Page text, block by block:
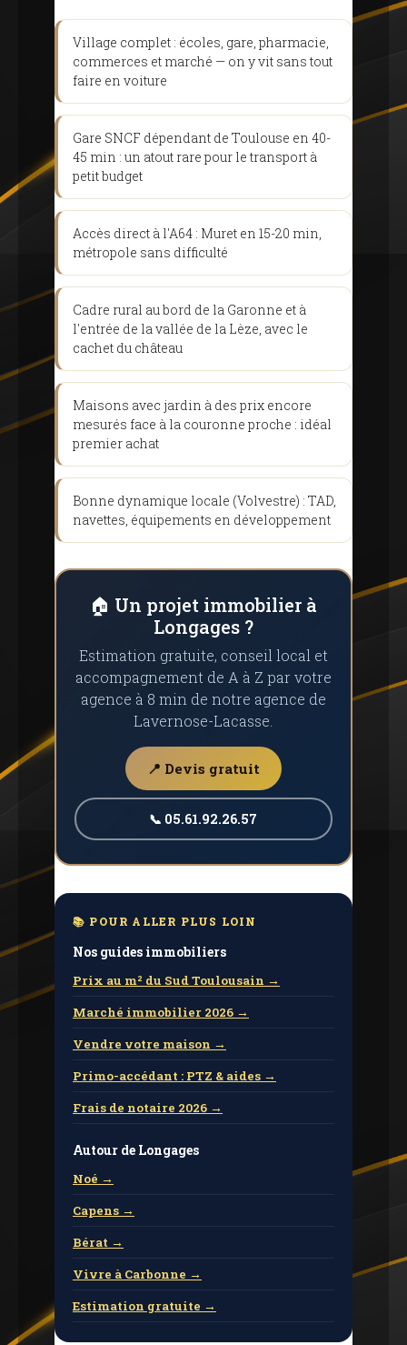
Village complet : écoles, gare, pharmacie,
commerces et marché — on y vit sans tout
faire en voiture
Gare SNCF dépendant de Toulouse en 40-
45 min : un atout rare pour le transport à
petit budget
Accès direct à l'A64 : Muret en 15-20 min,
métropole sans difficulté
Cadre rural au bord de la Garonne et à
l'entrée de la vallée de la Lèze, avec le
cachet du château
Maisons avec jardin à des prix encore
mesurés face à la couronne proche : idéal
premier achat
Bonne dynamique locale (Volvestre) : TAD,
navettes, équipements en développement
🏠 Un projet immobilier à
Longages ?
Estimation gratuite, conseil local et
accompagnement de A à Z par votre
agence à 8 min de notre agence de
Lavernose-Lacasse.
📍 Devis gratuit
📞 05.61.92.26.57
📚 POUR ALLER PLUS LOIN
Nos guides immobiliers
Prix ​​au m² du Sud Toulousain →
Marché immobilier 2026 →
Vendre votre maison →
Primo-accédant : PTZ & aides →
Frais de notaire 2026 →
Autour de Longages
Noé →
Capens →
Bérat →
Vivre à Carbonne →
Estimation gratuite →